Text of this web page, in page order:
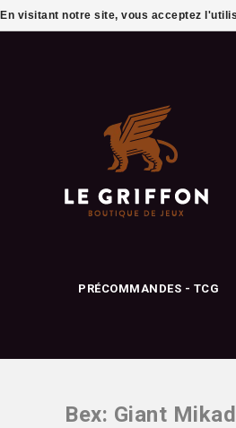
PRÉCOMMANDES - TCG
Bex: Giant
En visitant notre site, vous acceptez